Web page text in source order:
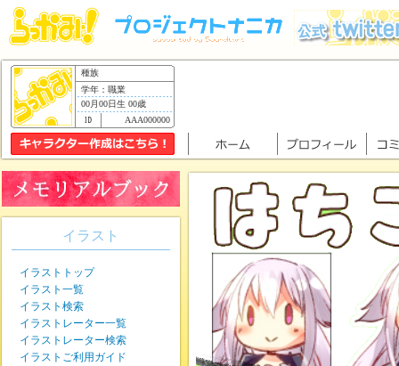
種族
学年：職業
00月00日生 00歳
AAA000000
イラスト
イラストトップ
イラスト一覧
イラスト検索
イラストレーター一覧
イラストレーター検索
イラストご利用ガイド